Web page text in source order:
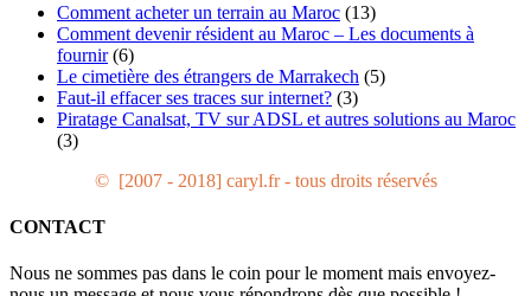
Comment acheter un terrain au Maroc (13)
Comment devenir résident au Maroc – Les documents à
fournir (6)
Le cimetière des étrangers de Marrakech (5)
Faut-il effacer ses traces sur internet? (3)
Piratage Canalsat, TV sur ADSL et autres solutions au Maroc
(3)
© [2007 - 2018] caryl.fr - tous droits réservés
CONTACT
Nous ne sommes pas dans le coin pour le moment mais envoyez-